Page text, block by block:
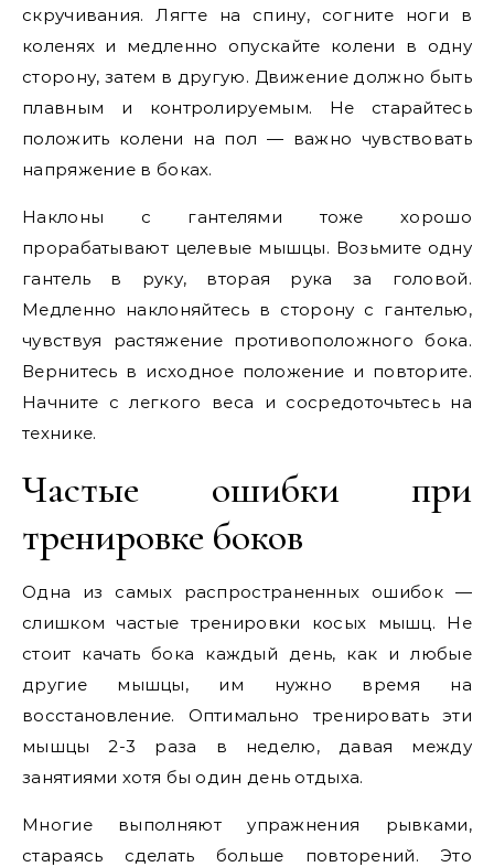
скручивания. Лягте на спину, согните ноги в
коленях и медленно опускайте колени в одну
сторону, затем в другую. Движение должно быть
плавным и контролируемым. Не старайтесь
положить колени на пол — важно чувствовать
напряжение в боках.
Наклоны с гантелями тоже хорошо
прорабатывают целевые мышцы. Возьмите одну
гантель в руку, вторая рука за головой.
Медленно наклоняйтесь в сторону с гантелью,
чувствуя растяжение противоположного бока.
Вернитесь в исходное положение и повторите.
Начните с легкого веса и сосредоточьтесь на
технике.
Частые ошибки при
тренировке боков
Одна из самых распространенных ошибок —
слишком частые тренировки косых мышц. Не
стоит качать бока каждый день, как и любые
другие мышцы, им нужно время на
восстановление. Оптимально тренировать эти
мышцы 2-3 раза в неделю, давая между
занятиями хотя бы один день отдыха.
Многие выполняют упражнения рывками,
стараясь сделать больше повторений. Это